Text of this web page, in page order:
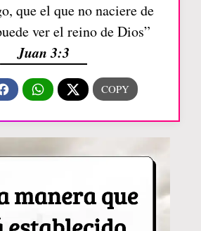
que el que no naciere de
ver el reino de Dios”
Juan 3:3